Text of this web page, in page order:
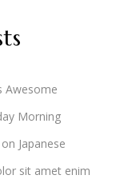
Awesome
Morning
Japanese
sit amet enim